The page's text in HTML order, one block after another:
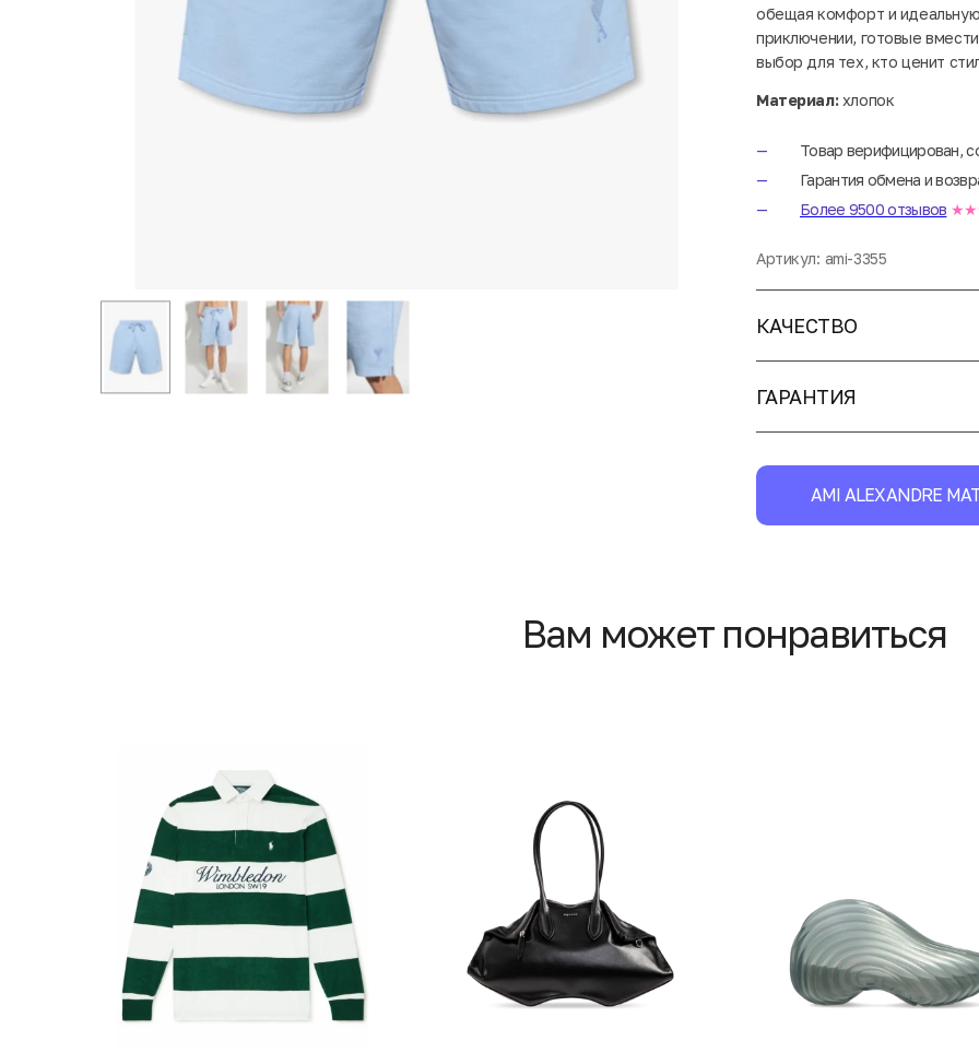
обещая комфорт и
приключении, готовые
выбор для тех, кто ценит
Материал:хлопок
Товар верифицирован,
Гарантия обмена и
Более 9500 отзывов
Артикул: ami-3355
КАЧЕСТВО
ГАРАНТИЯ
AMI ALEXANDRE
Вам может понравиться